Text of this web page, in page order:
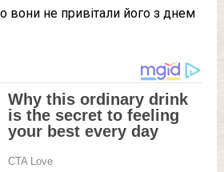
вони не привітали його з днем